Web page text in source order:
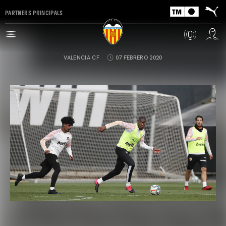
PARTNERS PRINCIPALS
VALENCIA CF 07 FEBRERO 2020